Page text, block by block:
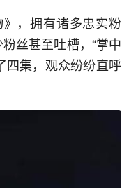
，拥有诸多忠实粉
丝甚至吐槽，“掌中
四集，观众纷纷直呼